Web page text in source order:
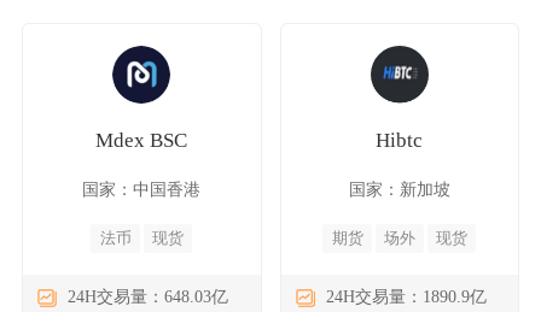
Mdex BSC
国家：中国香港
法币 现货
24H交易量：648.03亿
Hibtc
国家：新加坡
期货 场外 现货
24H交易量：1890.9亿